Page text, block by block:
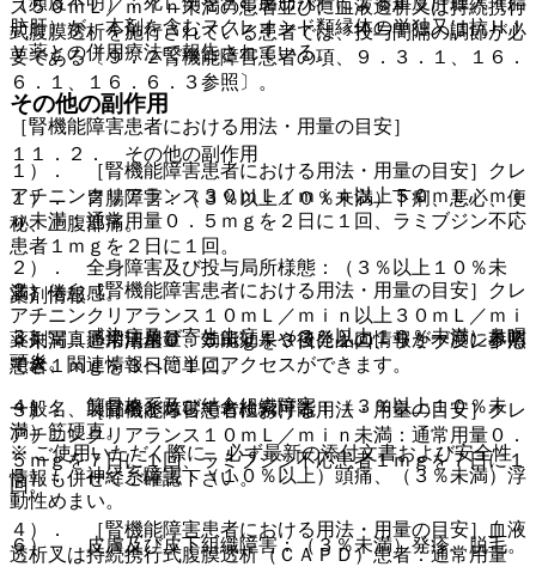
肪肝）が、本剤を含むヌクレオシド類縁体の単独又は抗ＨＩ
Ｖ薬との併用療法で報告されている。
その他の副作用
１１．２． その他の副作用
１）． 胃腸障害：（３％以上１０％未満）下痢、悪心、便
秘、上腹部痛。
２）． 全身障害及び投与局所様態：（３％以上１０％未
満）倦怠感。
３）． 感染症及び寄生虫症：（３％以上１０％未満）鼻咽
頭炎。
４）． 筋骨格系及び結合組織障害：（３％以上１０％未
満）筋硬直。
５）． 神経系障害：（１０％以上）頭痛、（３％未満）浮
動性めまい。
６）． 皮膚及び皮下組織障害：（３％未満）発疹、脱毛。
ス５０ｍＬ／ｍｉｎ未満の患者並びに血液透析又は持続携行
式腹膜透析を施行されている患者では、投与間隔の調節が必
要である〔９．２腎機能障害患者の項、９．３．１、１６．
６．１、１６．６．３参照〕。
［腎機能障害患者における用法・用量の目安］
１）． ［腎機能障害患者における用法・用量の目安］クレ
アチニンクリアランス３０ｍＬ／ｍｉｎ以上５０ｍＬ／ｍｉ
ｎ未満：通常用量０．５ｍｇを２日に１回、ラミブジン不応
患者１ｍｇを２日に１回。
２）． ［腎機能障害患者における用法・用量の目安］クレ
アチニンクリアランス１０ｍＬ／ｍｉｎ以上３０ｍＬ／ｍｉ
ｎ未満：通常用量０．５ｍｇを３日に１回、ラミブジン不応
患者１ｍｇを３日に１回。
３）． ［腎機能障害患者における用法・用量の目安］クレ
アチニンクリアランス１０ｍＬ／ｍｉｎ未満：通常用量０．
５ｍｇを７日に１回、ラミブジン不応患者１ｍｇを７日に１
回。
４）． ［腎機能障害患者における用法・用量の目安］血液
透析又は持続携行式腹膜透析（ＣＡＰＤ）患者：通常用量
薬剤情報
薬剤写真、用法用量、効能効果や後発品の情報が一度に参照
でき、関連情報へ簡単にアクセスができます。
一般名、製品名どちらでも検索可能！
※ ご使用いただく際に、必ず最新の添付文書および安全性
情報も併せてご確認下さい。